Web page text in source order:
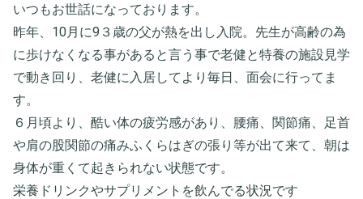
いつもお世話になっております。
昨年、10月に9３歳の父が熱を出し入院。先生が高齢の為
に歩けなくなる事があると言う事で老健と特養の施設見学
で動き回り、老健に入居してより毎日、面会に行ってま
す。
６月頃より、酷い体の疲労感があり、腰痛、関節痛、足首
や肩の股関節の痛みふくらはぎの張り等が出て来て、朝は
身体が重くて起きられない状態です。
栄養ドリンクやサプリメントを飲んでる状況です